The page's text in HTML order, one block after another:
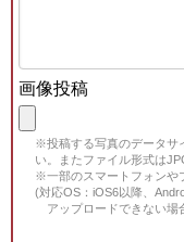
画像投稿
※投稿する写真のデータサ
い。またファイル形式は
※一部のスマートフォンや
(対応OS：iOS6以降、
アップロードできない場